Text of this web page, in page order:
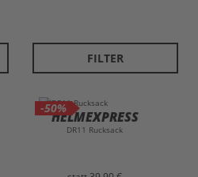
FILTER
-50%
HELMEXPRESS
DR11 Rucksack